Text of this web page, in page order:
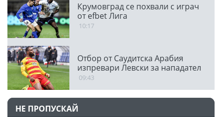
Крумовград се похвали с играч
от efbet Лига
10:17
Отбор от Саудитска Арабия
изпревари Левски за нападател
09:43
НЕ ПРОПУСКАЙ